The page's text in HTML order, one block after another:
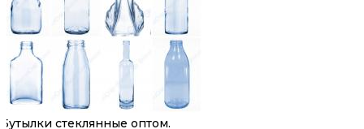
Бутылки стеклянные оптом.